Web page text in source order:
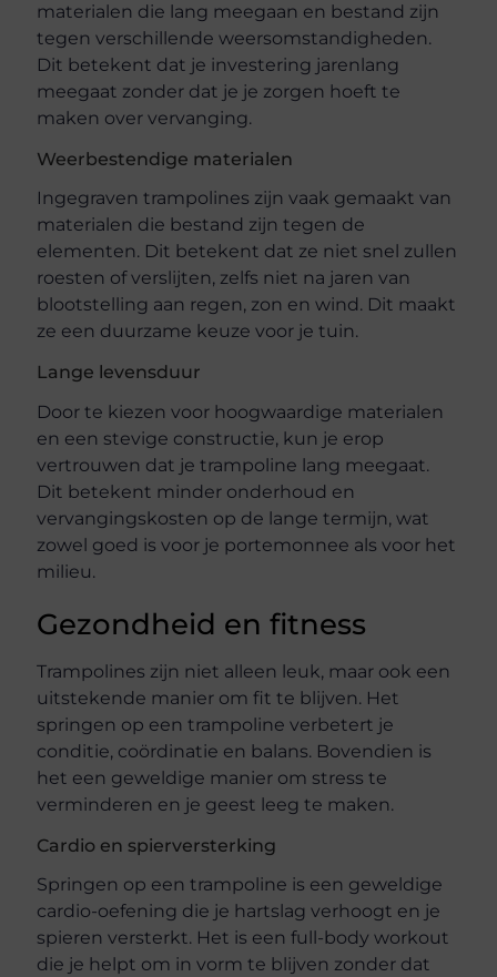
materialen die lang meegaan en bestand zijn
tegen verschillende weersomstandigheden.
Dit betekent dat je investering jarenlang
meegaat zonder dat je je zorgen hoeft te
maken over vervanging.
Weerbestendige materialen
Ingegraven trampolines zijn vaak gemaakt van
materialen die bestand zijn tegen de
elementen. Dit betekent dat ze niet snel zullen
roesten of verslijten, zelfs niet na jaren van
blootstelling aan regen, zon en wind. Dit maakt
ze een duurzame keuze voor je tuin.
Lange levensduur
Door te kiezen voor hoogwaardige materialen
en een stevige constructie, kun je erop
vertrouwen dat je trampoline lang meegaat.
Dit betekent minder onderhoud en
vervangingskosten op de lange termijn, wat
zowel goed is voor je portemonnee als voor het
milieu.
Gezondheid en fitness
Trampolines zijn niet alleen leuk, maar ook een
uitstekende manier om fit te blijven. Het
springen op een trampoline verbetert je
conditie, coördinatie en balans. Bovendien is
het een geweldige manier om stress te
verminderen en je geest leeg te maken.
Cardio en spierversterking
Springen op een trampoline is een geweldige
cardio-oefening die je hartslag verhoogt en je
spieren versterkt. Het is een full-body workout
die je helpt om in vorm te blijven zonder dat